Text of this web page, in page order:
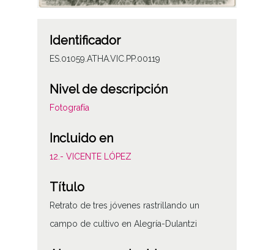
Identificador
ES.01059.ATHA.VIC.PP.00119
Nivel de descripción
Fotografía
Incluido en
12.- VICENTE LÓPEZ
Título
Retrato de tres jóvenes rastrillando un
campo de cultivo en Alegría-Dulantzi